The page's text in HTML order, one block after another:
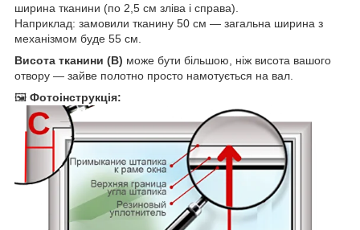
ширина тканини (по 2,5 см зліва і справа).
Наприклад: замовили тканину 50 см — загальна ширина з
механізмом буде 55 см.
Висота тканини (B) може бути більшою, ніж висота вашого
отвору — зайве полотно просто намотується на вал.
🖼 Фотоінструкція: